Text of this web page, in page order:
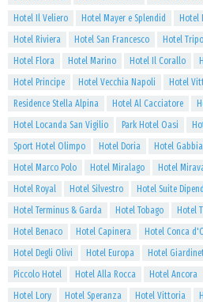
Hotel Il Veliero
Hotel Mayer e Splendid Hotel
Hotel Riviera
Hotel San Francesco Hotel
Hotel Flora
Hotel Marino Hotel Il Corallo
Hotel Principe
Hotel Vecchia Napoli Hotel
Residence Stella Alpina
Hotel Al Cacciatore
Hotel Locanda San Vigilio
Park Hotel Oasi
Sport Hotel Olimpo
Hotel Doria Hotel
Hotel Marco Polo
Hotel Miralago Hotel
Hotel Royal
Hotel Silvestro
Hotel Suite
Hotel Terminus & Garda
Hotel Tobago Hotel
Hotel Benaco
Hotel Capinera Hotel Conca
Hotel Degli Olivi
Hotel Europa Hotel
Piccolo Hotel
Hotel Alla Rocca Hotel Ancora
Hotel Lory
Hotel Speranza Hotel Vittoria